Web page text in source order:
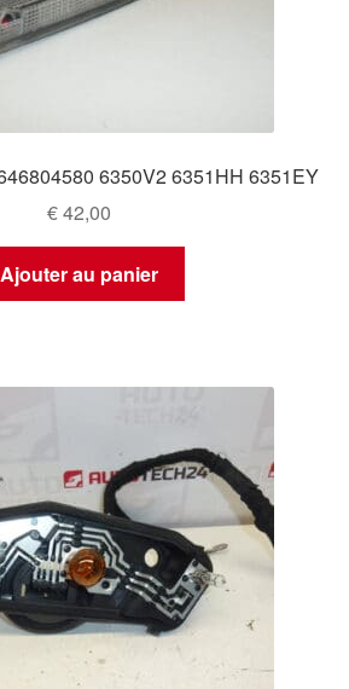
6350V2 6351HH 6351EY
€42,00
Ajouter au panier